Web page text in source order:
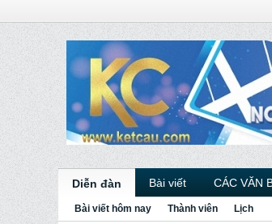
Diễn đàn Bài viết CÁC VĂN
Bài viết hôm nay Thành viên Lịch